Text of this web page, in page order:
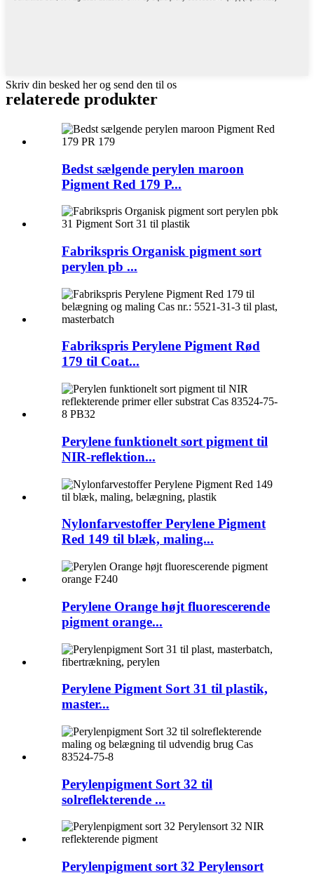
Skriv din besked her og send den til os
relaterede produkter
Bedst sælgende perylen maroon
Pigment Red 179 P...
Fabrikspris Organisk pigment sort
perylen pb ...
Fabrikspris Perylene Pigment Rød
179 til Coat...
Perylene funktionelt sort pigment til
NIR-reflektion...
Nylonfarvestoffer Perylene Pigment
Red 149 til blæk, maling...
Perylene Orange højt fluorescerende
pigment orange...
Perylene Pigment Sort 31 til plastik,
master...
Perylenpigment Sort 32 til
solreflekterende ...
Perylenpigment sort 32 Perylensort